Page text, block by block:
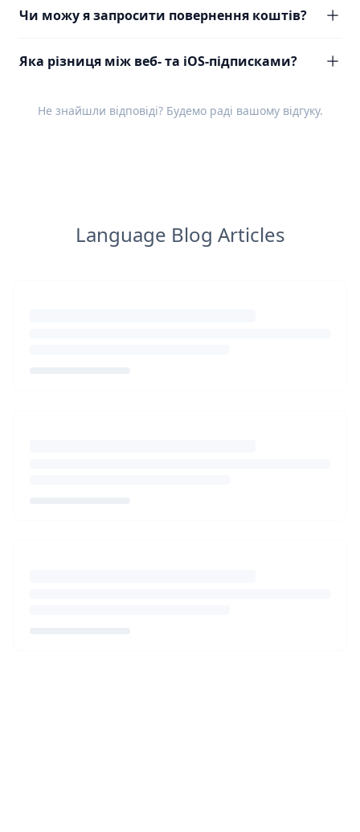
Чи можу я запросити повернення коштів?
Яка різниця між веб- та iOS-підписками?
Не знайшли відповіді? Будемо раді вашому відгуку.
Language Blog Articles